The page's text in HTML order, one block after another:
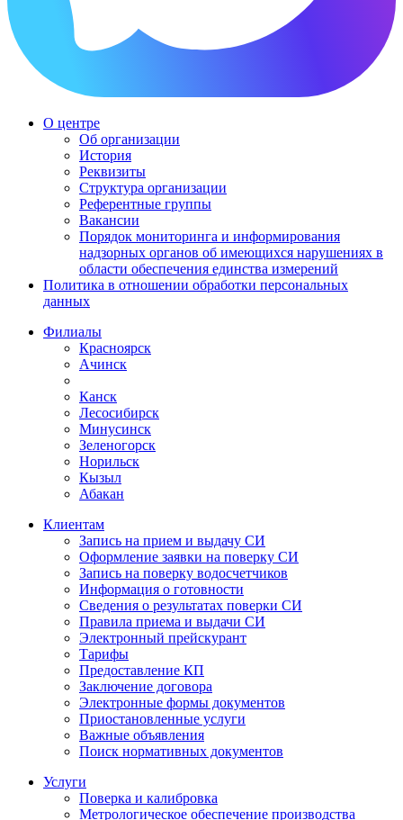
О центре
Об организации
История
Реквизиты
Структура организации
Референтные группы
Вакансии
Порядок мониторинга и информирования
надзорных органов об имеющихся нарушениях в
области обеспечения единства измерений
Политика в отношении обработки персональных
данных
Филиалы
Красноярск
Ачинск
Канск
Лесосибирск
Минусинск
Зеленогорск
Норильск
Кызыл
Абакан
Клиентам
Запись на прием и выдачу СИ
Оформление заявки на поверку СИ
Запись на поверку водосчетчиков
Информация о готовности
Сведения о результатах поверки СИ
Правила приема и выдачи СИ
Электронный прейскурант
Тарифы
Предоставление КП
Заключение договора
Электронные формы документов
Приостановленные услуги
Важные объявления
Поиск нормативных документов
Услуги
Поверка и калибровка
Метрологическое обеспечение производства